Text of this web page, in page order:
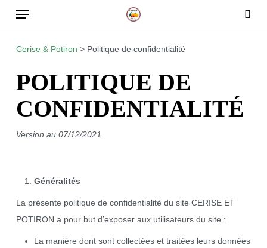
Cerise & Potiron > Politique de confidentialité
POLITIQUE DE
CONFIDENTIALITÉ
Version au 07/12/2021
Généralités
La présente politique de confidentialité du site CERISE ET
POTIRON a pour but d’exposer aux utilisateurs du site :
La manière dont sont collectées et traitées leurs données